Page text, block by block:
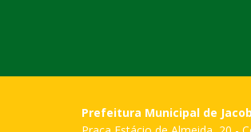
Prefeitura Municipal de